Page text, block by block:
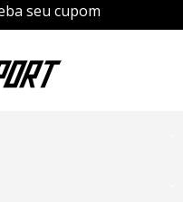
seu cupom